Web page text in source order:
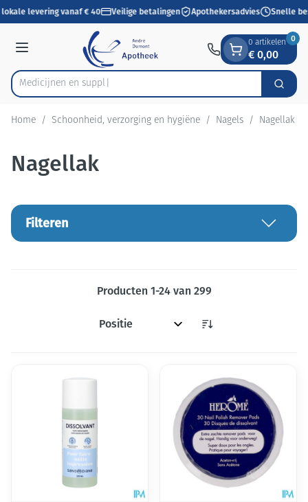
Ga naar de inhoud
1 van 1
levering vanaf € 40 Veilige betalingen Apothekersadvies Snelle
Menu
Product, merk, categorie...
Me Zoek
0 artikelen
€ 0,00
0
Home / Schoonheid, verzorging en hygiëne / Nagels / Nagellak
Nagellak
Filteren
Producten 1-24van 299
Sorteer op: